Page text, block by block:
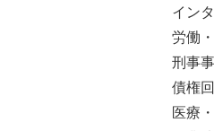
イン
労働
刑事
債権
医療